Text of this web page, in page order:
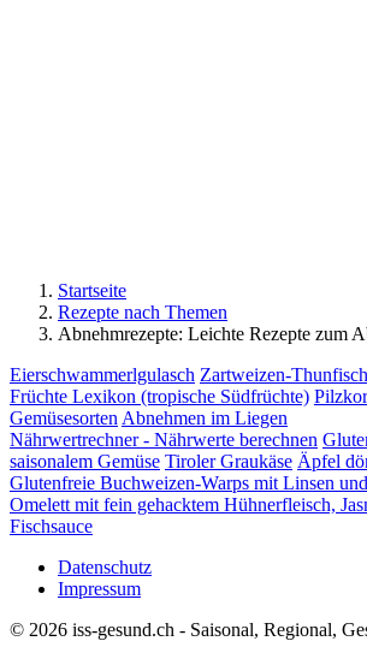
Startseite
Rezepte nach Themen
Abnehmrezepte: Leichte Rezepte zum
Eierschwammerlgulasch Zartweizen-
Früchte Lexikon (tropische Südfrüchte)
Gemüsesorten Abnehmen im Liegen
Nährwertrechner - Nährwerte berechnen
saisonalem Gemüse Tiroler Graukäse Äpfel
Glutenfreie Buchweizen-Warps mit Linsen
Omelett mit fein gehacktem Hühnerfleisch,
Fischsauce
Datenschutz
Impressum
© 2026 iss-gesund.ch - Saisonal, Regional,